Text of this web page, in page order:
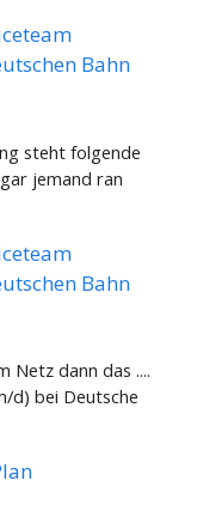
Bahn
steht folgende
jemand ran
Bahn
Netz dann das ....
d) bei Deutsche